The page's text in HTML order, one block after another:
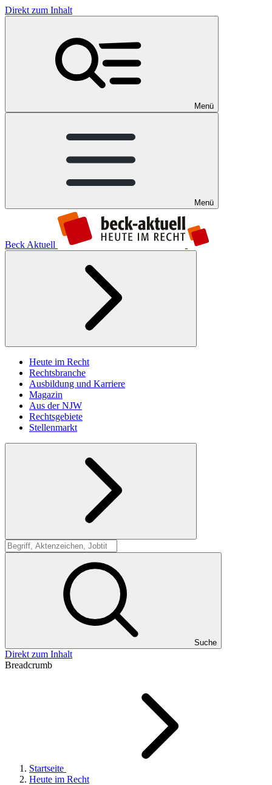
Direkt zum Inhalt
Menü
Menü
Beck Aktuell
Heute im Recht
Rechtsbranche
Ausbildung und Karriere
Magazin
Aus der NJW
Rechtsgebiete
Stellenmarkt
Suche
Suche
Direkt zum Inhalt
Breadcrumb
Startseite
Heute im Recht